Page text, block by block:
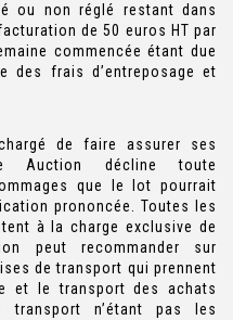
ou non réglé restant dans
de 50 euros HT par
commencée étant due
des frais d’entreposage et
de faire assurer ses
Auction décline toute
que le lot pourrait
prononcée. Toutes les
à la charge exclusive de
peut recommander sur
de transport qui prennent
et le transport des achats
n’étant pas les